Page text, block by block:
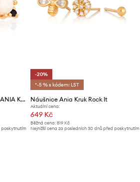
Stříbrné pozlacené náušnice ANIA KRUK VINTAGE
poskytnutím
-20%
*-5 % s kódem: LST
Náušnice Ania Kruk Rock It
Aktuální cena:
649 Kč
Běžná cena:819 Kč
Nejnižší cena za posledních 30 dnů před poskytnutím